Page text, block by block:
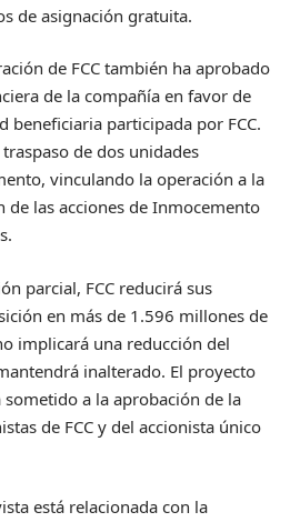
de asignación gratuita.
de FCC también ha aprobado
de la compañía en favor de
beneficiaria participada por FCC.
de dos unidades
vinculando la operación a la
de las acciones de Inmocemento
parcial, FCC reducirá sus
en más de 1.596 millones de
implicará una reducción del
inalterado. El proyecto
sometido a la aprobación de la
de FCC y del accionista único
está relacionada con la